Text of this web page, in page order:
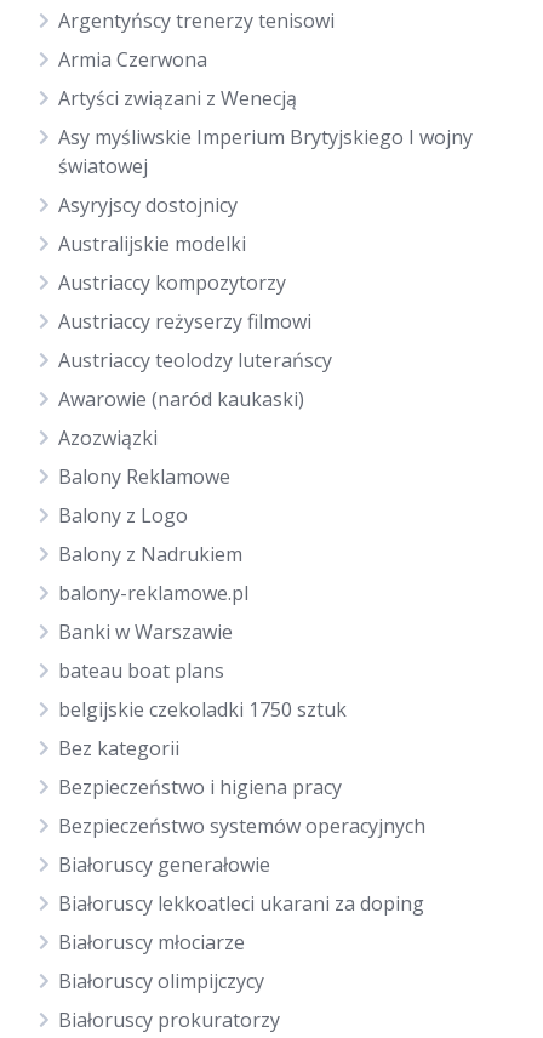
Argentyńscy trenerzy tenisowi
Armia Czerwona
Artyści związani z Wenecją
Asy myśliwskie Imperium Brytyjskiego I wojny
światowej
Asyryjscy dostojnicy
Australijskie modelki
Austriaccy kompozytorzy
Austriaccy reżyserzy filmowi
Austriaccy teolodzy luterańscy
Awarowie (naród kaukaski)
Azozwiązki
Balony Reklamowe
Balony z Logo
Balony z Nadrukiem
balony-reklamowe.pl
Banki w Warszawie
bateau boat plans
belgijskie czekoladki 1750 sztuk
Bez kategorii
Bezpieczeństwo i higiena pracy
Bezpieczeństwo systemów operacyjnych
Białoruscy generałowie
Białoruscy lekkoatleci ukarani za doping
Białoruscy młociarze
Białoruscy olimpijczycy
Białoruscy prokuratorzy